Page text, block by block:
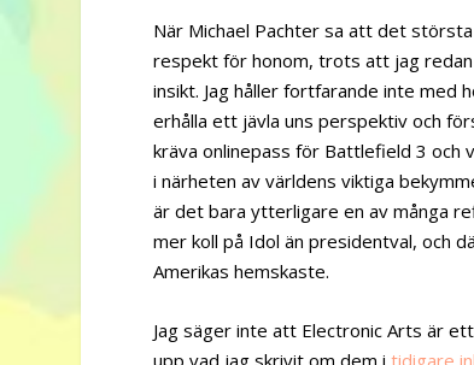
När Michael Pachter sa att det
respekt för honom, trots att jag
insikt. Jag håller fortfarande inte med
erhålla ett jävla uns perspektiv och
kräva onlinepass för Battlefield 3 och
i närheten av världens viktiga
är det bara ytterligare en av många
mer koll på Idol än presidentval, och
Amerikas hemskaste.
Jag säger inte att Electronic Arts är